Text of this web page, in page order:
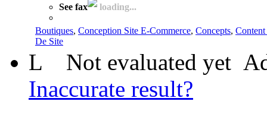
See fax
loading...
Boutiques, Conception Site E-Commerce, Concepts,
De Site
L Not evaluated yet
Inaccurate result?